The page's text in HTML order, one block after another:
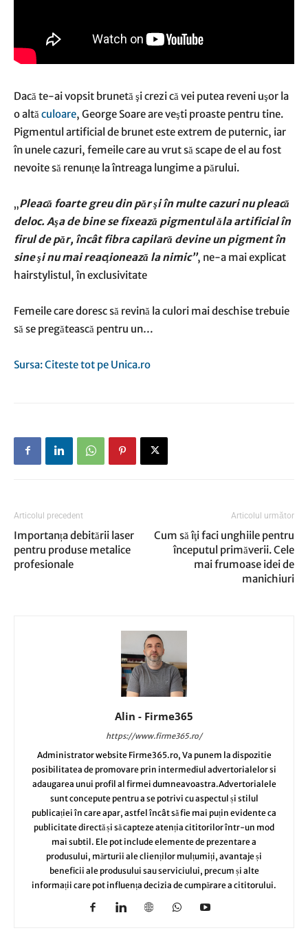
Dacă te-ai vopsit brunetă şi crezi că vei putea reveni uşor la
o altă culoare, George Soare are veşti proaste pentru tine.
Pigmentul artificial de brunet este extrem de puternic, iar
în unele cazuri, femeile care au vrut să scape de el au fost
nevoite să renunţe la întreaga lungime a părului.
„Pleacă foarte greu din păr şi în multe cazuri nu pleacă
deloc. Aşa de bine se fixează pigmentul ăla artificial în
firul de păr, încât fibra capilară devine un pigment în
sine şi nu mai reacţionează la nimic”, ne-a mai explicat
hairstylistul, în exclusivitate
Femeile care doresc să revină la culori mai deschise trebuie
să se pregătească pentru un…
Sursa: Citeste tot pe Unica.ro
Articolul precedent
Importanța debitării laser
pentru produse metalice
profesionale
Articolul următor
Cum să îţi faci unghiile pentru
începutul primăverii. Cele
mai frumoase idei de
manichiuri
Alin - Firme365
https://www.firme365.ro/
Administrator website Firme365.ro, Va punem la dispozitie
posibilitatea de promovare prin intermediul advertorialelor si
adaugarea unui profil al firmei dumneavoastra.Advertorialele
sunt concepute pentru a se potrivi cu aspectul și stilul
publicației în care apar, astfel încât să fie mai puțin evidente ca
publicitate directă și să capteze atenția cititorilor într-un mod
mai subtil. Ele pot include elemente de prezentare a
produsului, mărturii ale clienților mulțumiți, avantaje și
beneficii ale produsului sau serviciului, precum și alte
informații care pot influența decizia de cumpărare a cititorului.